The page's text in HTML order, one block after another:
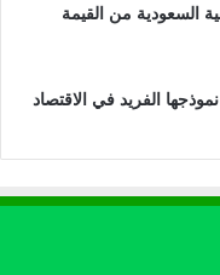
السعودية من القيمة
الفريد في الاقتصاد